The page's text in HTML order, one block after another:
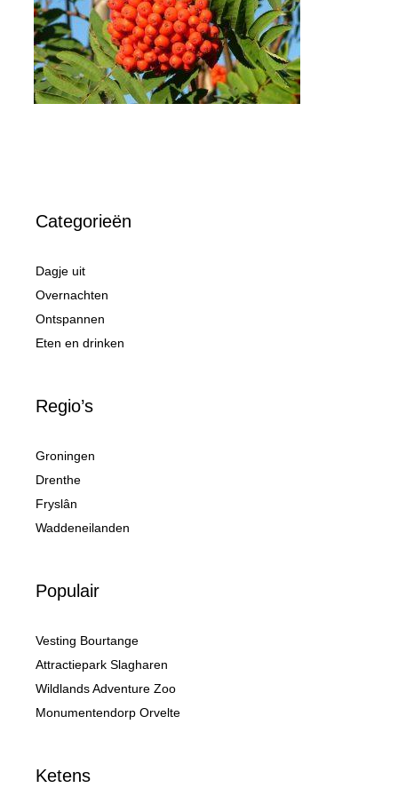
Categorieën
Dagje uit
Overnachten
Ontspannen
Eten en drinken
Regio’s
Groningen
Drenthe
Fryslân
Waddeneilanden
Populair
Vesting Bourtange
Attractiepark Slagharen
Wildlands Adventure Zoo
Monumentendorp Orvelte
Ketens